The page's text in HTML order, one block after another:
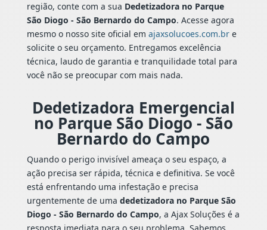
região, conte com a sua Dedetizadora no Parque
São Diogo - São Bernardo do Campo. Acesse agora
mesmo o nosso site oficial em ajaxsolucoes.com.bre
solicite o seu orçamento. Entregamos excelência
técnica, laudo de garantia e tranquilidade total para
você não se preocupar com mais nada.
Dedetizadora Emergencial
no Parque São Diogo - São
Bernardo do Campo
Quando o perigo invisível ameaça o seu espaço, a
ação precisa ser rápida, técnica e definitiva. Se você
está enfrentando uma infestação e precisa
urgentemente de uma dedetizadora no Parque São
Diogo - São Bernardo do Campo, a Ajax Soluções é a